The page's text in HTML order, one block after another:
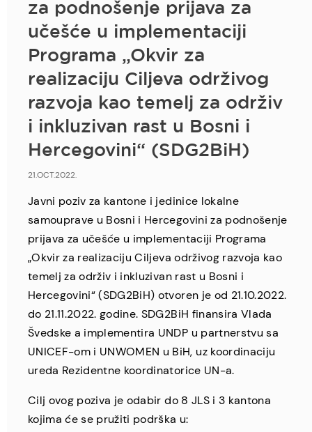
za podnošenje prijava za
učešće u implementaciji
Programa „Okvir za
realizaciju Ciljeva održivog
razvoja kao temelj za održiv
i inkluzivan rast u Bosni i
Hercegovini“ (SDG2BiH)
21.OCT.2022.
Javni poziv za kantone i jedinice lokalne
samouprave u Bosni i Hercegovini za podnošenje
prijava za učešće u implementaciji Programa
„Okvir za realizaciju Ciljeva održivog razvoja kao
temelj za održiv i inkluzivan rast u Bosni i
Hercegovini“ (SDG2BiH) otvoren je od 21.10.2022.
do 21.11.2022. godine. SDG2BiH finansira Vlada
Švedske a implementira UNDP u partnerstvu sa
UNICEF-om i UNWOMEN u BiH, uz koordinaciju
ureda Rezidentne koordinatorice UN-a.
Cilj ovog poziva je odabir do 8 JLS i 3 kantona
kojima će se pružiti podrška u: